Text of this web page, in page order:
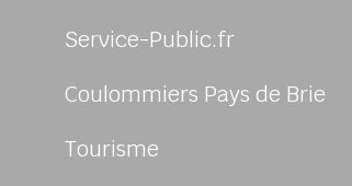
Service-Public.fr
Coulommiers Pays de Brie
Tourisme